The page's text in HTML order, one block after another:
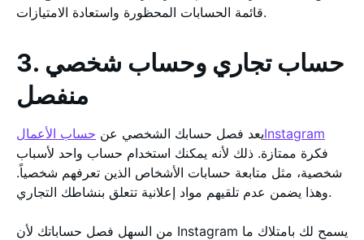
قائمة الحسابات المحظورة واستعادة الامتيازات.
3. حساب تجاري وحساب شخصي
منفصل
يعد فصل حسابك الشخصي عنحساب الأعمالInstagram
فكرة ممتازة. ذلك لأنه يمكنك استخدام حساب واحد لأسباب
شخصية، مثل متابعة حسابات الأشخاص الذين تعرفهم شخصياً.
وهذا يضمن عدم تلقيهم مواد إعلانية تتعلق بنشاطك التجاري.
من السهل فصل حساباتك لأن Instagram يسمح لك بامتلاك ما